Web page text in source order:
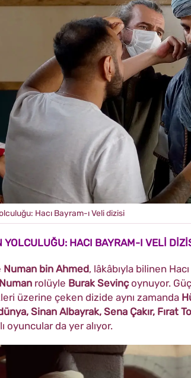
Hacı Bayram-ı Veli dizisi
YOLCULUĞU: HACI BAYRAM-I VELİ
Numan bin Ahmed, lâkâbıyla bilinen
rolüyle Burak Sevinçoynuyor.
üzerine çeken dizide aynı zamanda
Sinan Albayrak, Sena Çakır, Fırat
oyuncular da yer alıyor.